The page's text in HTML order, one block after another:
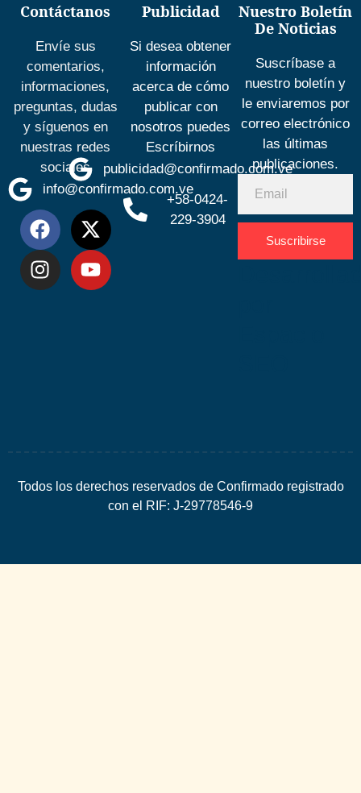
Contáctanos
Envíe sus
comentarios,
informaciones,
preguntas, dudas
y síguenos en
nuestras redes
sociales
info@confirmado.com.ve
Publicidad
Si desea obtener
información
acerca de cómo
publicar con
nosotros puedes
Escríbirnos
publicidad@confirmado.com.ve
+58-0424-
229-3904
Nuestro Boletín
De Noticias
Suscríbase a
nuestro boletín y
le enviaremos por
correo electrónico
las últimas
publicaciones.
Suscribirse
Todos los derechos reservados de Confirmado registrado
con el RIF: J-29778546-9